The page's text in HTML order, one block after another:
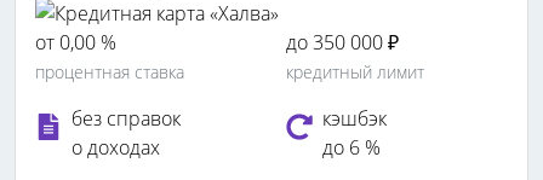
от 0,00 %
процентная ставка
до 350 000 ₽
кредитный лимит
без справок
о доходах
кэшбэк
до 6 %